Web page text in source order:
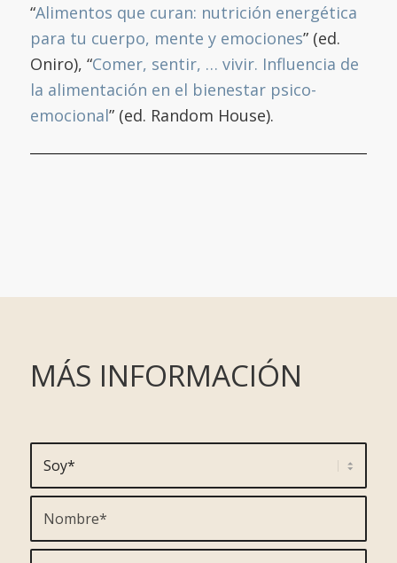
“Alimentos que curan: nutrición energética
para tu cuerpo, mente y emociones” (ed.
Oniro), “Comer, sentir, … vivir. Influencia de
la alimentación en el bienestar psico-
emocional” (ed. Random House).
MÁS INFORMACIÓN